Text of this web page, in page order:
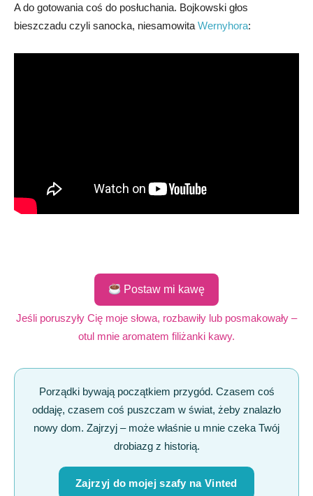
A do gotowania coś do posłuchania. Bojkowski głos
bieszczadu czyli sanocka, niesamowita Wernyhora:
Postaw mi kawę
Jeśli poruszyły Cię moje słowa, rozbawiły lub posmakowały –
otul mnie aromatem filiżanki kawy.
Porządki bywają początkiem przygód. Czasem coś
oddaję, czasem coś puszczam w świat, żeby znalazło
nowy dom. Zajrzyj – może właśnie u mnie czeka Twój
drobiazg z historią.
Zajrzyj do mojej szafy na Vinted